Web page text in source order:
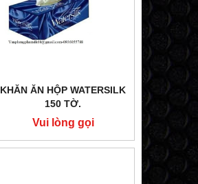
KHĂN ĂN HỘP WATERSILK
150 TỜ.
Vui lòng gọi